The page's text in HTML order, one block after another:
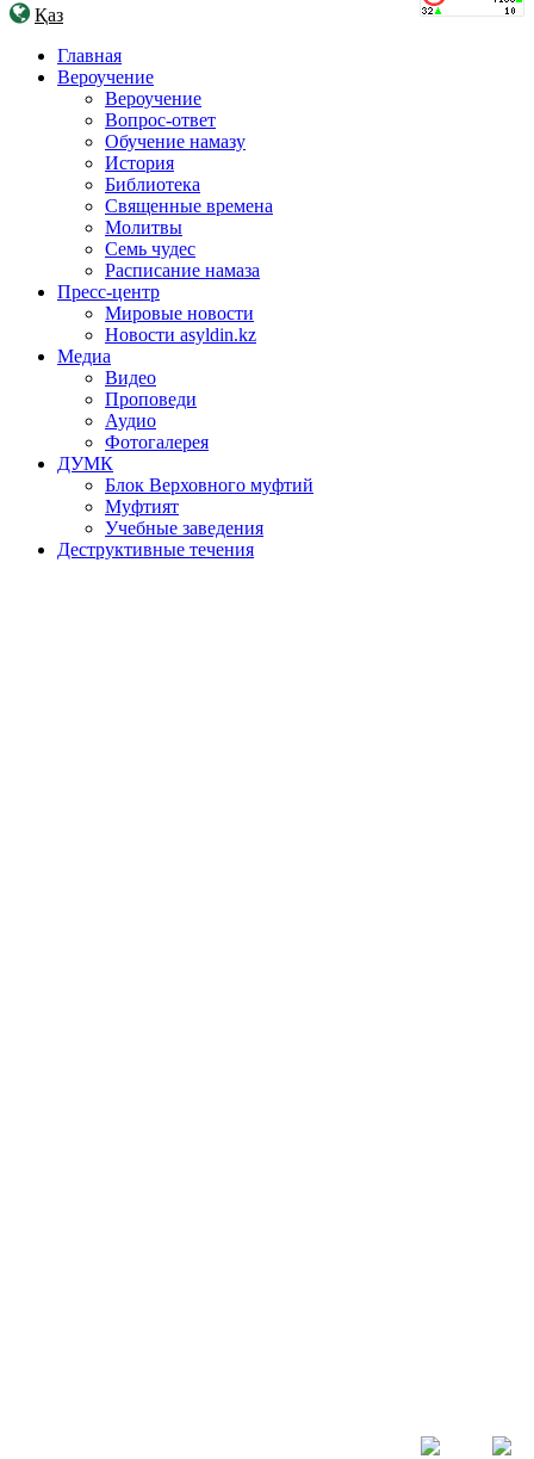
Қаз
Главная
Вероучение
Вероучение
Вопрос-ответ
Обучение намазу
История
Библиотека
Священные времена
Молитвы
Семь чудес
Расписание намаза
Пресс-центр
Мировые новости
Новости asyldin.kz
Медиа
Видео
Проповеди
Аудио
Фотогалерея
ДУМК
Блок Верховного муфтий
Муфтият
Учебные заведения
Деструктивные течения